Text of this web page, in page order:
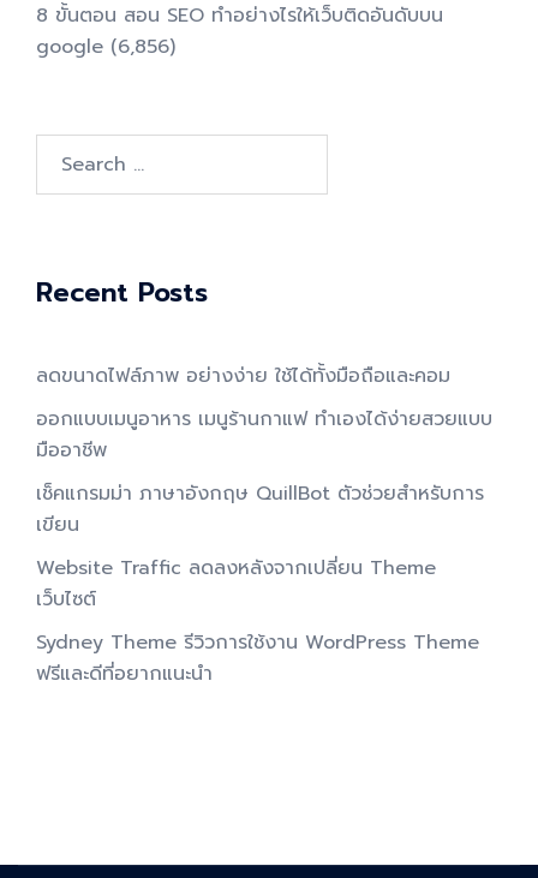
8 ขั้นตอน สอน SEO ทําอย่างไรให้เว็บติดอันดับบน
google (6,856)
for:
Recent Posts
ลดขนาดไฟล์ภาพ อย่างง่าย ใช้ได้ทั้งมือถือและคอม
ออกแบบเมนูอาหาร เมนูร้านกาแฟ ทำเองได้ง่ายสวยแบบ
มืออาชีพ
เช็คแกรมม่า ภาษาอังกฤษ QuillBot ตัวช่วยสำหรับการ
เขียน
Website Traffic ลดลงหลังจากเปลี่ยน Theme
เว็บไซต์
Sydney Theme รีวิวการใช้งาน WordPress Theme
ฟรีและดีที่อยากแนะนำ